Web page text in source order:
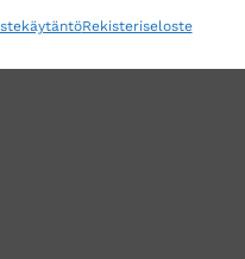
Rekisteriseloste